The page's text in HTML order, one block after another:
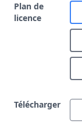
Plan de
licence
Télécharger